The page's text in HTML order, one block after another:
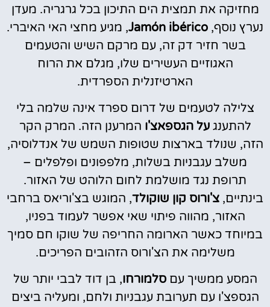
מחזיקה את תמצית הים התיכון בכל גרגריה. מעדן
נערץ נוסף, Jamón ibérico, מגיע מחצי האי האיברי.
בשר חזיר דק זה, עם מרקם השיש והטעמים
האגוזיים העשירים שלו, מגלם את הרוח
הארטיזנלית הספרדית.
צלילה לטעמים של דרום ספרד אינה שלמה בלי
להתענגעל הגספאצ'ו המרענן הזה. המרק הקר
הזה, שנולד בארצות שטופות השמש של אנדלוסיה,
משלב עגבניות בשלות, מלפפונים ופלפלים –
תרופת נגד מושלמת לחום הלוהט של האזור.
בינתיים, צ'ורוס קון שוקולד, המוגש בצ'וריאס ברחבי
האזור, מהווה פיתוי שאי אפשר לעמוד בפניו,
במיוחד כאשר הארומה החריפה של שוקו חם סמיך
משלימה את הצ'ורוס הזהובים הפריכים.
המסע ממשיך עםסלמורחו, בן דוד לבבי יותר של
הגספצ'ו עם תערובת עגבניות ולחם, ומעליה ביצים